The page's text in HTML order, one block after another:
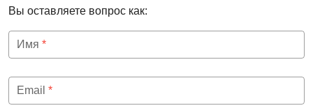
Вы оставляете вопрос как:
Имя *
Email *